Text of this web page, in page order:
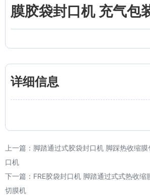
膜胶袋封口机 充气包
详细信息
上一篇： 脚踏通过式胶袋封口机 脚踩热收缩
口机
下一篇： FRE胶袋封口机 脚踏通过式式热收
切膜机